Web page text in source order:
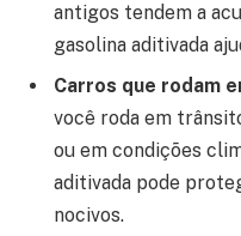
antigos tendem a
gasolina aditivada
Carros que rodam
você roda em
ou em condições
aditivada pode
nocivos.